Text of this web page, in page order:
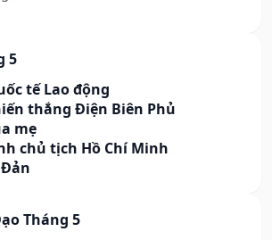
5
tế Lao động
thắng Điện Biên Phủ
mẹ
chủ tịch Hồ Chí Minh
Tháng 5